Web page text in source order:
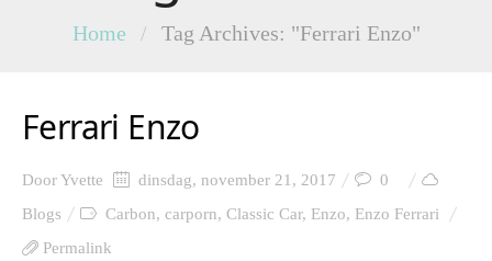
Home / Tag Archives: "Ferrari Enzo"
Ferrari Enzo
DoorYvette dinsdag, november 21, 2017
0
Blogs
Carbon, carporn, Classic Car, Enzo, Enzo Ferrari
Permalink